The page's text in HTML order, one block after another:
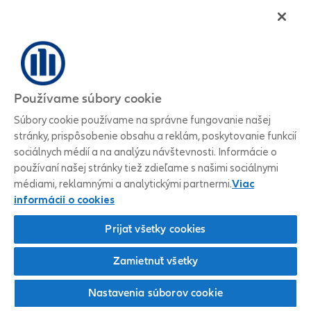
Používame súbory cookie
Súbory cookie používame na správne fungovanie našej
stránky, prispôsobenie obsahu a reklám, poskytovanie funkcií
sociálnych médií a na analýzu návštevnosti. Informácie o
používaní našej stránky tiež zdieľame s našimi sociálnymi
médiami, reklamnými a analytickými partnermi.Viac
informácií o cookies
Prijať všetky cookies
Zamietnuť všetky
Nastavenia súborov cookie